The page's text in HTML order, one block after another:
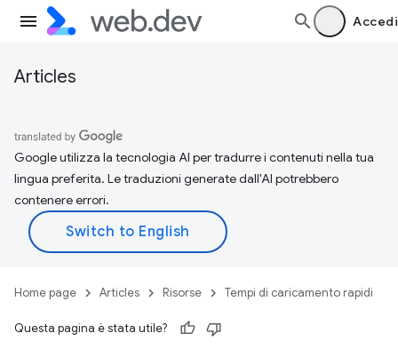
Accedi
Articles
Google utilizza la tecnologia AI per tradurre i contenuti nella tua
lingua preferita. Le traduzioni generate dall'AI potrebbero
contenere errori.
Home page Articles Risorse Tempi di caricamento rapidi
Questa pagina è stata utile?